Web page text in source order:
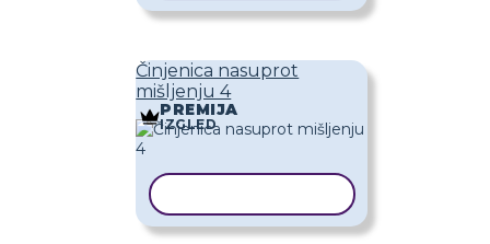
Činjenica nasuprot
mišljenju 4
PREMIJA
IZGLED